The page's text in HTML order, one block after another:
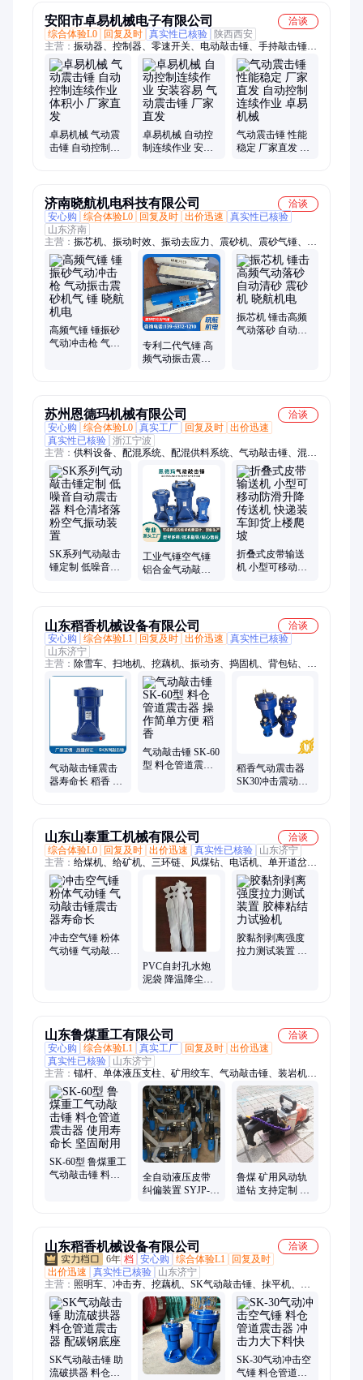
安阳市卓易机械电子有限公司
洽谈
综合体验L0
回复及时 真实性已核验 陕西西安
主营： 振动器、控制器、零速开关、电动敲击锤、手持敲击锤、
气动敲击锤、电磁敲击锤、防爆阀箱、电磁阀箱、防爆控制箱、
防爆电磁阀、机械电磁阀
卓易机械 气动震
击锤 自动控制连
卓易机械 自动控
制连续作业 安装
气动震击锤 性能
稳定 厂家直发 自
济南晓航机电科技有限公司
洽谈
安心购
综合体验L0 回复及时 出价迅速
真实性已核验
山东济南
主营： 振芯机、振动时效、振动去应力、震砂机、震砂气锤、铸
造震砂机、重型震砂机、铸造用震砂机、高效震砂机、振动落砂
机、数控振动时效设备、木工自动裁板锯、振动时效装置、振动
时效设备、全自动木工裁板锯、木工精密裁板锯、便携式振动时
效设备、去应力振动时效设备、金属振动时效设备、全自动振动
时效设备
高频气锤 锤振砂
气动冲击枪 气动
专利二代气锤 高
频气动振击震砂
振芯机 锤击高频
气动落砂 自动清
苏州恩德玛机械有限公司
洽谈
安心购
综合体验L0 真实工厂 回复及时 出价迅速
真实性已核验 浙江宁波
主营： 供料设备、配混系统、配混供料系统、气动敲击锤、混合
机、气力输送系统、机械输送机、自动计量系统
SK系列气动敲击
锤定制 低噪音自
工业气锤空气锤
铝合金气动敲击
折叠式皮带输送
机 小型可移动防
山东稻香机械设备有限公司
洽谈
安心购
综合体验L1 回复及时 出价迅速
真实性已核验
山东济宁
主营： 除雪车、扫地机、挖藕机、振动夯、捣固机、背包钻、划
线机、插秧机、拉毛机、清扫机、风煤钻、破碎锤、修剪机、除
雪机、上料机、切圆机、凿毛机、移植机、切管机、铲削机、抹
气动敲击锤震击
器寿命长 稻香 碳
气动敲击锤 SK-60
型 料仓管道震击
稻香气动震击器
SK30冲击震动锤
山东山泰重工机械有限公司
洽谈
综合体验L0
回复及时 出价迅速 真实性已核验
山东济宁
主营： 给煤机、给矿机、三环链、风煤钻、电话机、单开道岔、
铁路轻轨、救援枕木、制动梭车、矿用摇台、斜井人车、右式翻
车机、底卸式矿车、气动钢轨钻、锚杆调直机、矿用扒装机、铸
铁螺杆泵、轨道抬轨钳、液压复位机、铁路用尖轨、钢轨撞轨
器、液压复轨机、密闭栅栏门、防火栅栏门、翻斗式矿车
冲击空气锤 粉体
气动锤 气动敲击
PVC自封孔水炮
泥袋 降温降尘防
胶黏剂剥离强度
拉力测试装置 胶
山东鲁煤重工有限公司
洽谈
安心购
综合体验L1 真实工厂 回复及时 出价迅速
真实性已核验
山东济宁
主营： 锚杆、单体液压支柱、矿用绞车、气动敲击锤、装岩机、
乳化泵、矿用门、矿车
SK-60型 鲁煤重工
气动敲击锤 料仓
全自动液压皮带
纠偏装置 SYJP-X
鲁煤 矿用风动轨
道钻 支持定制 钢
山东稻香机械设备有限公司
洽谈
6年 档 安心购 综合体验L1
回复及时
出价迅速
真实性已核验
山东济宁
主营： 照明车、冲击夯、挖藕机、SK气动敲击锤、抹平机、气
动泵、捣固机、划线机、剪草机、插秧机、拉毛机、清扫机、铲
除机、风煤钻、道夹板、电机车、修剪机、打夯机、铁水包、矿
用设备、工程机械
SK气动敲击锤 助
流破拱器 料仓管
SK-30气动冲击空
气锤 料仓管道震